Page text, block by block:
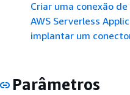
Criar uma conexão
AWS Serverless
implantar um
Parâmetros